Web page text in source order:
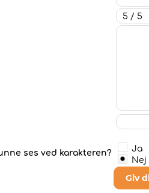
ses ved karakteren?
Ja
Nej
Giv